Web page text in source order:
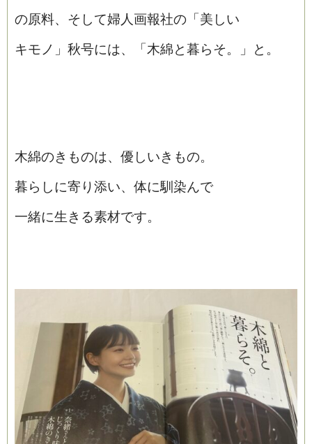
の原料、そして婦人画報社の「美しい
キモノ」秋号には、「木綿と暮らそ。」と。
木綿のきものは、優しいきもの。
暮らしに寄り添い、体に馴染んで
一緒に生きる素材です。